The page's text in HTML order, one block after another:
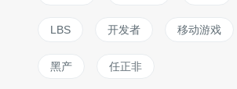
LBS 开发者 移动游戏
黑产 任正非